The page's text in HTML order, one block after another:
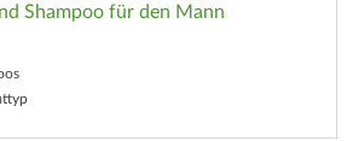
Shampoo für den Mann